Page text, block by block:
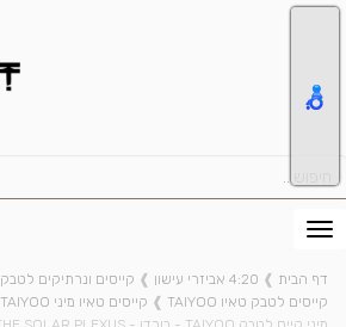
דף הבית ❱ 4:20 אביזרי עישון ❱ קייסים ונרתיקים לטבק
קייסים לטבק טאיו TAIYOO
❱ קייסים טאיו מיני TAIYOO